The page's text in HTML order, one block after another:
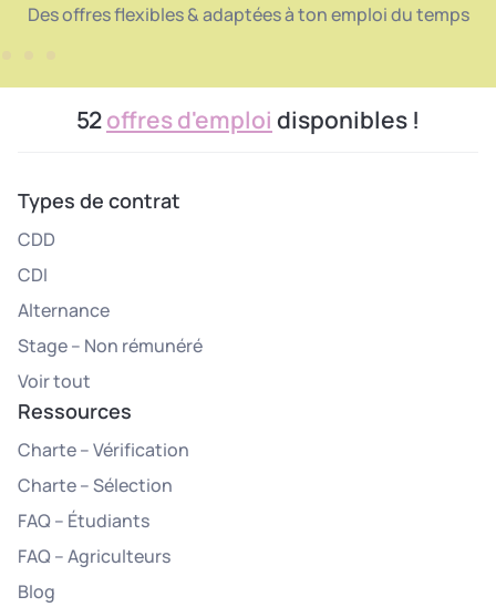
Des offres flexibles & adaptées à ton emploi du temps
52offres d'emploi disponibles !
Types de contrat
CDD
CDI
Alternance
Stage – Non rémunéré
Voir tout
Ressources
Charte – Vérification
Charte – Sélection
FAQ – Étudiants
FAQ – Agriculteurs
Blog